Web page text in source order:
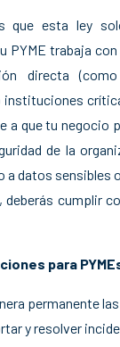
que esta ley
PYME trabaja
directa
instituciones
a que tu negocio
de la
a datos sensibles
deberás cumplir
para
permanente
y resolver